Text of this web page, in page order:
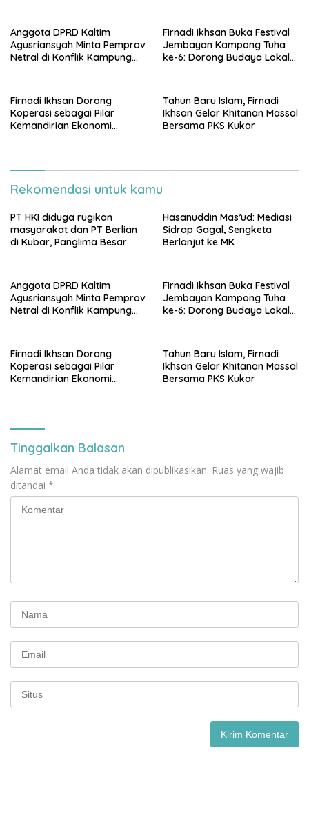
Anggota DPRD Kaltim
Agusriansyah Minta Pemprov
Netral di Konflik Kampung
Firnadi Ikhsan Buka Festival
Jembayan Kampong Tuha
ke-6: Dorong Budaya Lokal
Firnadi Ikhsan Dorong
Koperasi sebagai Pilar
Kemandirian Ekonomi
Tahun Baru Islam, Firnadi
Ikhsan Gelar Khitanan Massal
Bersama PKS Kukar
Rekomendasi untuk kamu
PT HKI diduga rugikan
masyarakat dan PT Berlian
di Kubar, Panglima Besar
Hasanuddin Mas’ud: Mediasi
Sidrap Gagal, Sengketa
Berlanjut ke MK
Anggota DPRD Kaltim
Agusriansyah Minta Pemprov
Netral di Konflik Kampung
Firnadi Ikhsan Buka Festival
Jembayan Kampong Tuha
ke-6: Dorong Budaya Lokal
Firnadi Ikhsan Dorong
Koperasi sebagai Pilar
Kemandirian Ekonomi
Tahun Baru Islam, Firnadi
Ikhsan Gelar Khitanan Massal
Bersama PKS Kukar
Tinggalkan Balasan
Alamat email Anda tidak akan dipublikasikan. Ruas yang wajib
ditandai *